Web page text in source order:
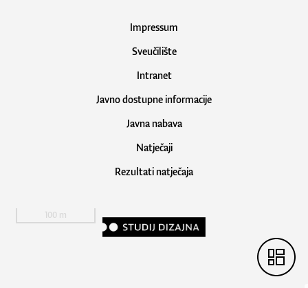
Impressum
Sveučilište
Intranet
Javno dostupne informacije
Javna nabava
Natječaji
Rezultati natječaja
100 m